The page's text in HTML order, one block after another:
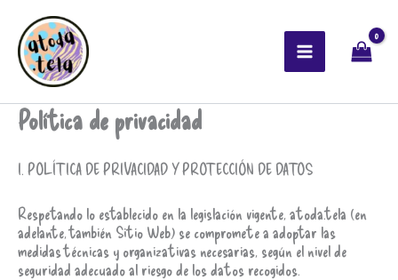
contenido
Menu
Política de privacidad
I. POLÍTICA DE PRIVACIDAD Y PROTECCIÓN DE DATOS
Respetando lo establecido en la legislación vigente, atoda.tela (en
adelante, también Sitio Web) se compromete a adoptar las
medidas técnicas y organizativas necesarias, según el nivel de
seguridad adecuado al riesgo de los datos recogidos.